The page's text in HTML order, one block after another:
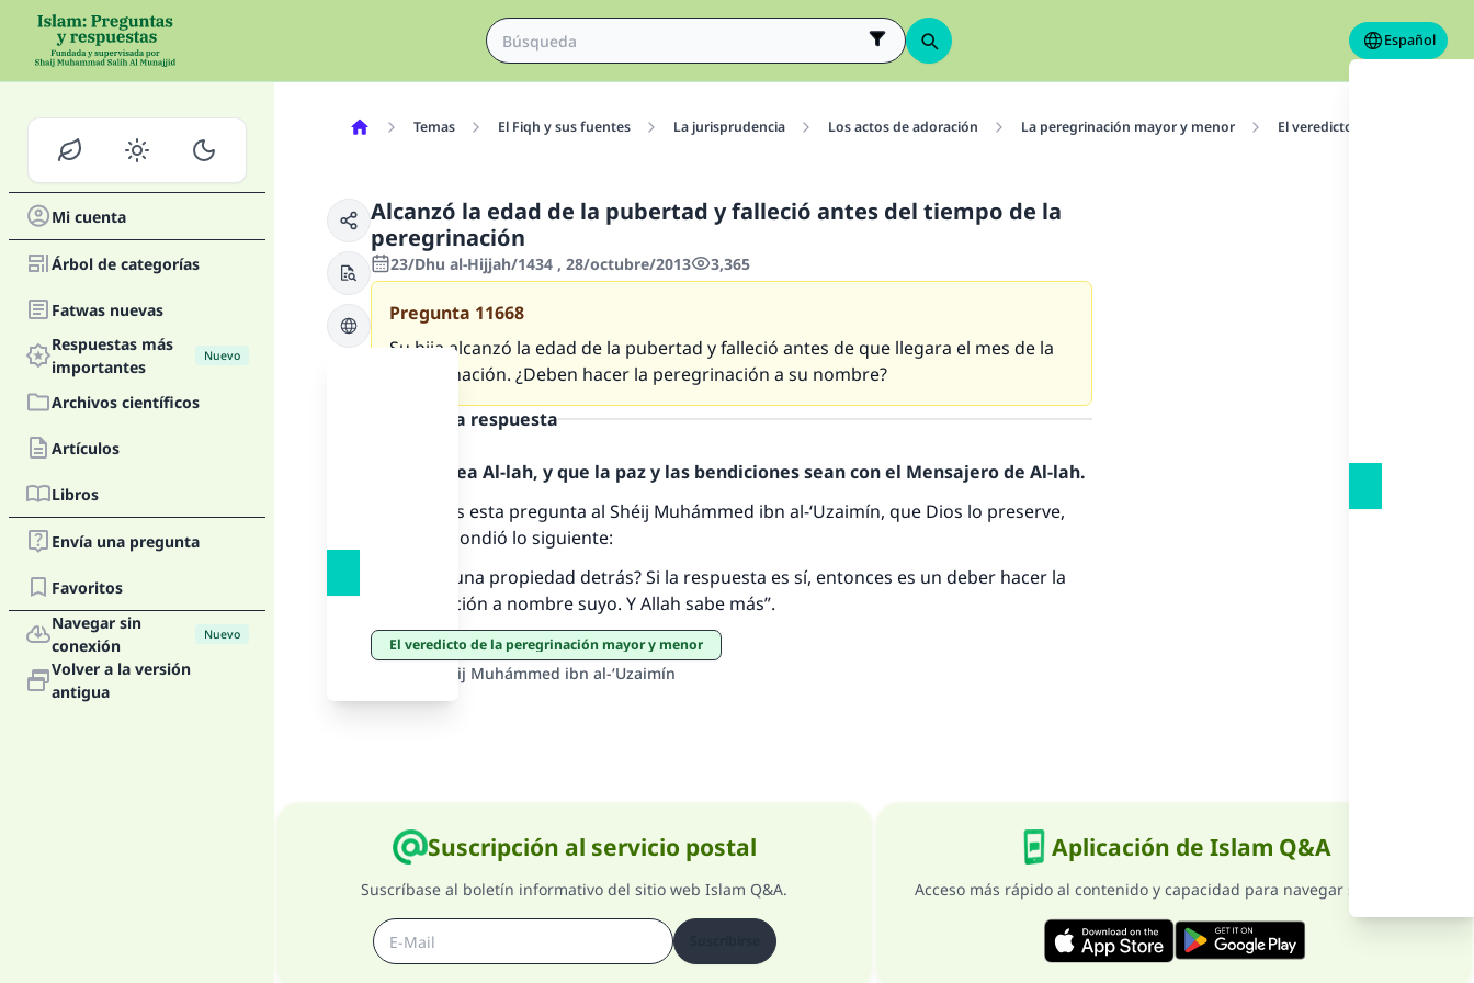
Español
Mi cuenta
Árbol de categorías
Fatwas nuevas
Respuestas más
importantes
Nuevo
Archivos científicos
Artículos
Libros
Envía una pregunta
Favoritos
Navegar sin
conexión
Nuevo
Volver a la versión
antigua
Temas El Fiqh y sus fuentes La jurisprudencia Los actos de adoración La peregrinación mayor y menor El veredicto de la
Alcanzó la edad de la pubertad y falleció antes del tiempo de la
peregrinación
23/Dhu al-Hijjah/1434 , 28/octubre/2013 3,365
Pregunta 11668
Su hija alcanzó la edad de la pubertad y falleció antes de que llegara el mes de la
peregrinación. ¿Deben hacer la peregrinación a su nombre?
Texto de la respuesta
Alabado sea Al-lah, y que la paz y las bendiciones sean con el Mensajero de Al-lah.
Le pusimos esta pregunta al Shéij Muhámmed ibn al-‘Uzaimín, que Dios lo preserve,
quien respondió lo siguiente:
“¿Dejó alguna propiedad detrás? Si la respuesta es sí, entonces es un deber hacer la
peregrinación a nombre suyo. Y Allah sabe más”.
El veredicto de la peregrinación mayor y menor
Shéij Muhámmed ibn al-‘Uzaimín
Suscripción al servicio postal
Suscríbase al boletín informativo del sitio web Islam Q&A.
Aplicación de Islam Q&A
Acceso más rápido al contenido y capacidad para navegar sin internet
La respuesta no. 110845 salvó un matrimonio.
Desde la Q hasta la A, su contribución ayuda a IslamQA.
Profeta ﷺ dijo:
"Una persona que orienta a otros a hacer el bien obtendrá la
misma recompensa que aquellos que lo realicen."
(MUSLIM, 1893)